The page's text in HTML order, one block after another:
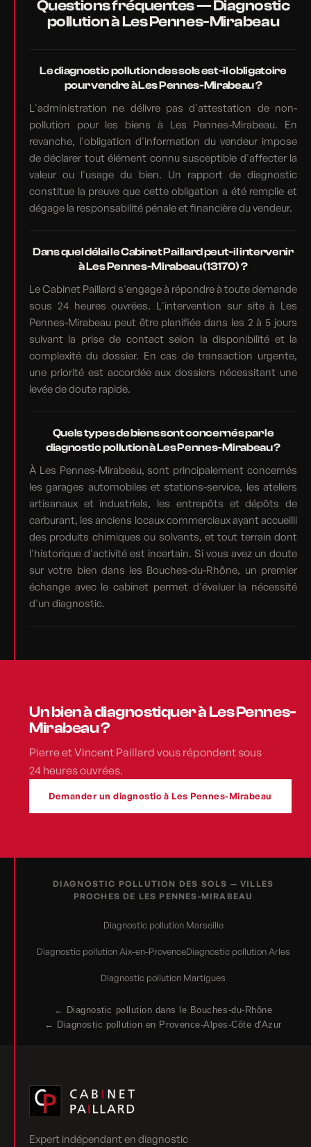
Questions fréquentes — Diagnostic
pollution à Les Pennes-Mirabeau
Le diagnostic pollution des sols est-il obligatoire
pour vendre à Les Pennes-Mirabeau ?
L'administration ne délivre pas d'attestation de non-
pollution pour les biens à Les Pennes-Mirabeau. En
revanche, l'obligation d'information du vendeur impose
de déclarer tout élément connu susceptible d'affecter la
valeur ou l'usage du bien. Un rapport de diagnostic
constitue la preuve que cette obligation a été remplie et
dégage la responsabilité pénale et financière du vendeur.
Dans quel délai le Cabinet Paillard peut-il intervenir
à Les Pennes-Mirabeau (13170) ?
Le Cabinet Paillard s'engage à répondre à toute demande
sous 24 heures ouvrées. L'intervention sur site à Les
Pennes-Mirabeau peut être planifiée dans les 2 à 5 jours
suivant la prise de contact selon la disponibilité et la
complexité du dossier. En cas de transaction urgente,
une priorité est accordée aux dossiers nécessitant une
levée de doute rapide.
Quels types de biens sont concernés par le
diagnostic pollution à Les Pennes-Mirabeau ?
À Les Pennes-Mirabeau, sont principalement concernés
les garages automobiles et stations-service, les ateliers
artisanaux et industriels, les entrepôts et dépôts de
carburant, les anciens locaux commerciaux ayant accueilli
des produits chimiques ou solvants, et tout terrain dont
l'historique d'activité est incertain. Si vous avez un doute
sur votre bien dans les Bouches-du-Rhône, un premier
échange avec le cabinet permet d'évaluer la nécessité
d'un diagnostic.
Un bien à diagnostiquer à Les Pennes-
Mirabeau ?
Pierre et Vincent Paillard vous répondent sous
24 heures ouvrées.
Demander un diagnostic à Les Pennes-Mirabeau
DIAGNOSTIC POLLUTION DES SOLS — VILLES
PROCHES DE LES PENNES-MIRABEAU
Diagnostic pollution Marseille
Diagnostic pollution Aix-en-ProvenceDiagnostic pollution Arles
Diagnostic pollution Martigues
← Diagnostic pollution dans le Bouches-du-Rhône
← Diagnostic pollution en Provence-Alpes-Côte d'Azur
Expert indépendant en diagnostic